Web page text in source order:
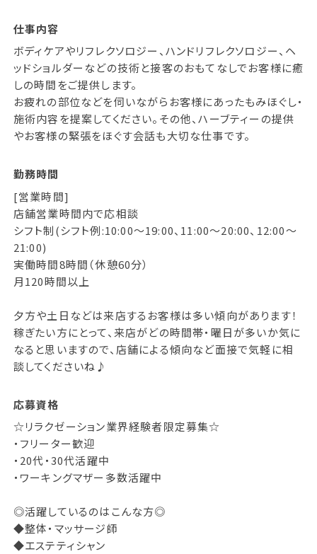
仕事内容
ボディケアやリフレクソロジー、ハンドリフレクソロジー、ヘ
ッドショルダーなどの技術と接客のおもてなしでお客様に癒
しの時間をご提供します。
お疲れの部位などを伺いながらお客様にあったもみほぐし・
施術内容を提案してください。その他、ハーブティーの提供
やお客様の緊張をほぐす会話も大切な仕事です。
勤務時間
[営業時間]
店舗営業時間内で応相談
シフト制(シフト例:10:00～19:00、11:00～20:00、12:00～
21:00)
実働時間8時間（休憩60分）
月120時間以上
夕方や土日などは来店するお客様は多い傾向があります！
稼ぎたい方にとって、来店がどの時間帯・曜日が多いか気に
なると思いますので、店舗による傾向など面接で気軽に相
談してくださいね♪
応募資格
☆リラクゼーション業界経験者限定募集☆
・フリーター歓迎
・20代・30代活躍中
・ワーキングマザー多数活躍中
◎活躍しているのはこんな方◎
◆整体・マッサージ師
◆エステティシャン